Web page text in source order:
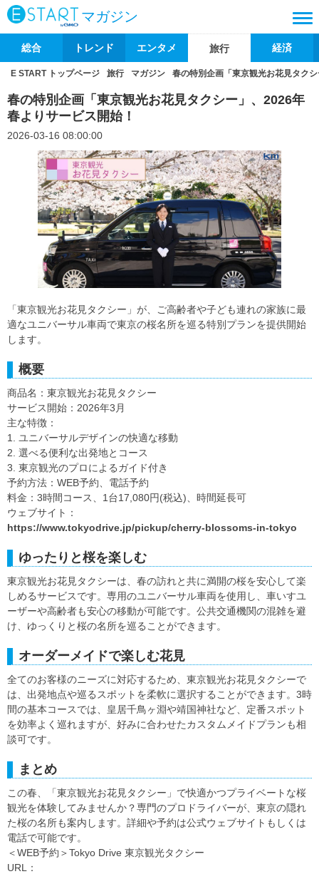
マガジン
総合 トレンド エンタメ 旅行 経済
E START トップページ 旅行 マガジン 春の特別企画「東京観光お花見タク
春の特別企画「東京観光お花見タクシー」、2026年
春よりサービス開始！
2026-03-16 08:00:00
「東京観光お花見タクシー」が、ご高齢者や子ども連れの家族に最
適なユニバーサル車両で東京の桜名所を巡る特別プランを提供開始
します。
概要
商品名：東京観光お花見タクシー
サービス開始：2026年3月
主な特徴：
1. ユニバーサルデザインの快適な移動
2. 選べる便利な出発地とコース
3. 東京観光のプロによるガイド付き
予約方法：WEB予約、電話予約
料金：3時間コース、1台17,080円(税込)、時間延長可
ウェブサイト：
https://www.tokyodrive.jp/pickup/cherry-blossoms-in-tokyo
ゆったりと桜を楽しむ
東京観光お花見タクシーは、春の訪れと共に満開の桜を安心して楽
しめるサービスです。専用のユニバーサル車両を使用し、車いすユ
ーザーや高齢者も安心の移動が可能です。公共交通機関の混雑を避
け、ゆっくりと桜の名所を巡ることができます。
オーダーメイドで楽しむ花見
全てのお客様のニーズに対応するため、東京観光お花見タクシーで
は、出発地点や巡るスポットを柔軟に選択することができます。3時
間の基本コースでは、皇居千鳥ヶ淵や靖国神社など、定番スポット
を効率よく巡れますが、好みに合わせたカスタムメイドプランも相
談可です。
まとめ
この春、「東京観光お花見タクシー」で快適かつプライベートな桜
観光を体験してみませんか？専門のプロドライバーが、東京の隠れ
た桜の名所も案内します。詳細や予約は公式ウェブサイトもしくは
電話で可能です。
＜WEB予約＞Tokyo Drive 東京観光タクシー
URL：